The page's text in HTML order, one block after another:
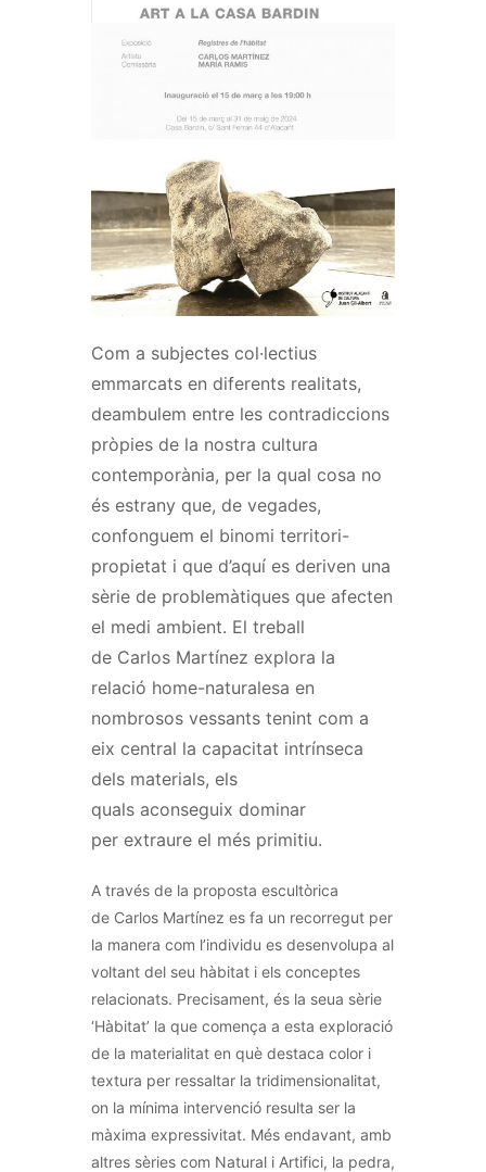
Com a subjectes col·lectius
emmarcats en diferents realitats,
deambulem entre les contradiccions
pròpies de la nostra cultura
contemporània, per la qual cosa no
és estrany que, de vegades,
confonguem el binomi territori-
propietat i que d’aquí es deriven una
sèrie de problemàtiques que afecten
el medi ambient. El treball
de Carlos Martínez explora la
relació home-naturalesa en
nombrosos vessants tenint com a
eix central la capacitat intrínseca
dels materials, els
quals aconseguix dominar
per extraure el més primitiu.
A través de la proposta escultòrica
de Carlos Martínez es fa un recorregut per
la manera com l’individu es desenvolupa al
voltant del seu hàbitat i els conceptes
relacionats. Precisament, és la seua sèrie
‘Hàbitat’ la que comença a esta exploració
de la materialitat en què destaca color i
textura per ressaltar la tridimensionalitat,
on la mínima intervenció resulta ser la
màxima expressivitat. Més endavant, amb
altres sèries com Natural i Artifici, la pedra,